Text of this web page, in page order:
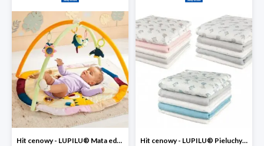
Hit cenowy - LUPILU® Mata edukacyjna dla niemowląt, 1 sztuka Hit cenowy - LUPILU® Pieluchy tetrowe 80x80 cm, z biobawełny, 5 sztuk